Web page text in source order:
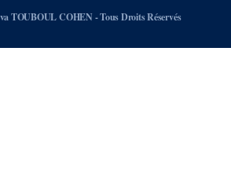
TOUBOUL COHEN - Tous Droits Réservés